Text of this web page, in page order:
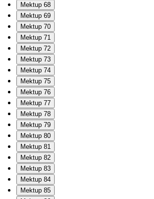
Mektup 68
Mektup 69
Mektup 70
Mektup 71
Mektup 72
Mektup 73
Mektup 74
Mektup 75
Mektup 76
Mektup 77
Mektup 78
Mektup 79
Mektup 80
Mektup 81
Mektup 82
Mektup 83
Mektup 84
Mektup 85